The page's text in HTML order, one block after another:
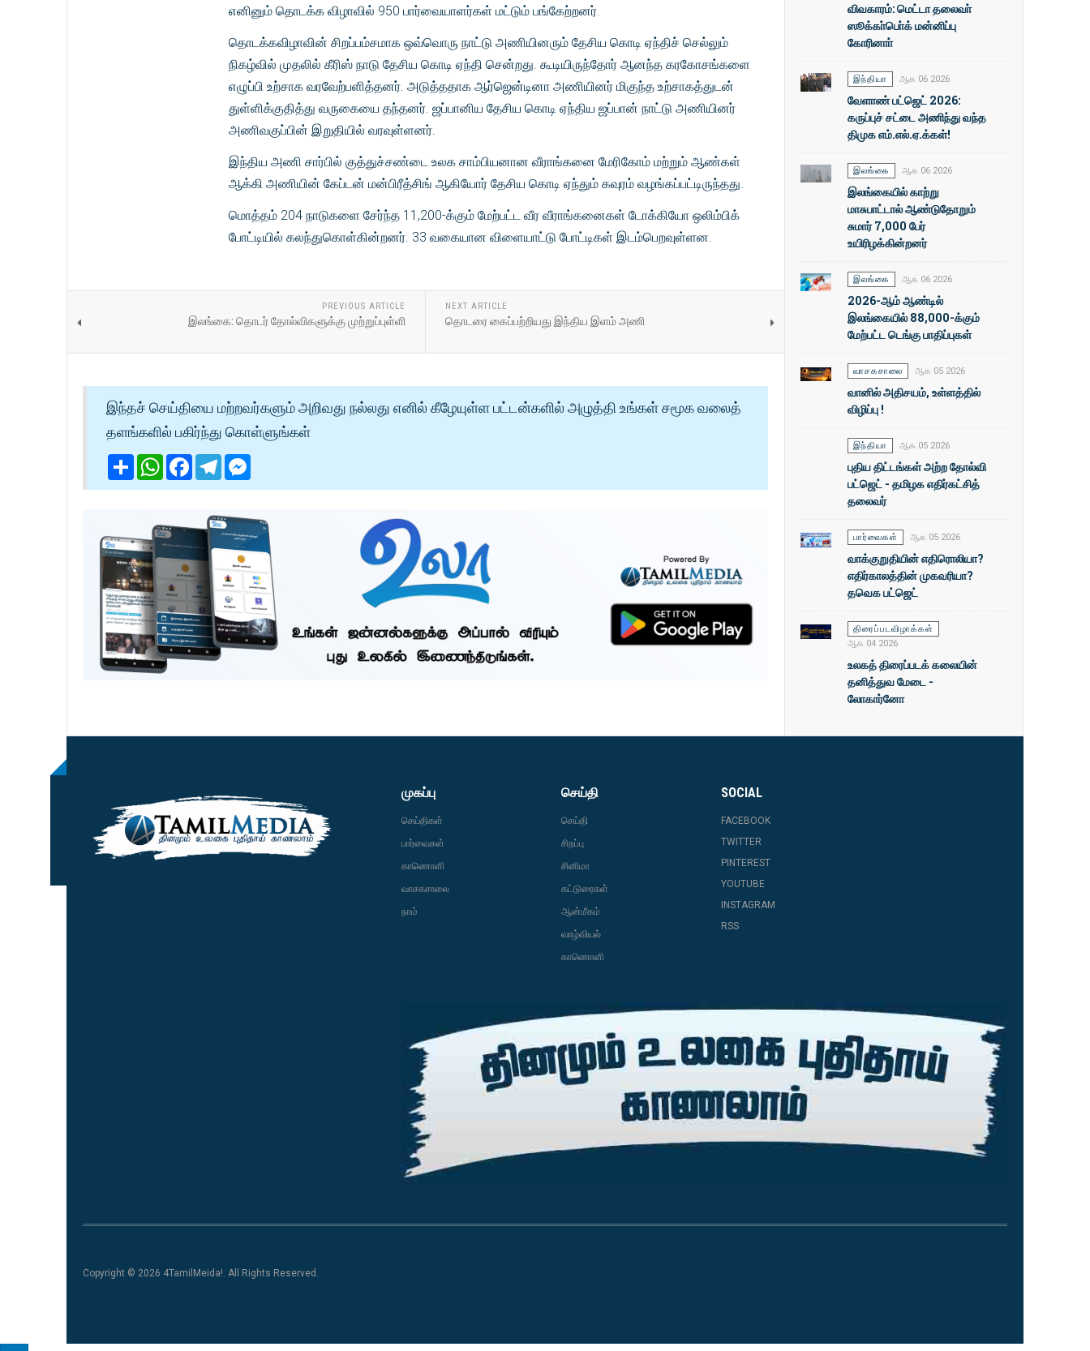
எனினும் தொடக்க விழாவில் 950 பார்வையாளர்கள் மட்டும் பங்கேற்றனர்.
தொடக்கவிழாவின் சிறப்பம்சமாக ஒவ்வொரு நாட்டு அணியினரும் தேசிய கொடி ஏந்திச் செல்லும்
நிகழ்வில் முதலில் கீரிஸ் நாடு தேசிய கொடி ஏந்தி சென்றது. கூடியிருந்தோர் ஆனந்த கரகோசங்களை
எழுப்பி உற்சாக வரவேற்பளித்தனர். அடுத்ததாக ஆர்ஜென்டினா அணியினர் மிகுந்த உற்சாகத்துடன்
துள்ளிக்குதித்து வருகையை தந்தனர். ஜப்பானிய தேசிய கொடி ஏந்திய ஜப்பான் நாட்டு அணியினர்
அணிவகுப்பின் இறுதியில் வரவுள்ளனர்.
இந்திய அணி சார்பில் குத்துச்சண்டை உலக சாம்பியனான வீராங்கனை மேரிகோம் மற்றும் ஆண்கள்
ஆக்கி அணியின் கேப்டன் மன்பிரீத்சிங் ஆகியோர் தேசிய கொடி ஏந்தும் கவுரம் வழங்கப்பட்டிருந்தது.
மொத்தம் 204 நாடுகளை சேர்ந்த 11,200-க்கும் மேற்பட்ட வீர வீராங்கனைகள் டோக்கியோ ஒலிம்பிக்
போட்டியில் கலந்துகொள்கின்றனர். 33 வகையான விளையாட்டு போட்டிகள் இடம்பெறவுள்ளன.
PREVIOUS ARTICLE
இலங்கை: தொடர் தோல்விகளுக்கு முற்றுப்புள்ளி
NEXT ARTICLE
தொடரை கைப்பற்றியது இந்திய இளம் அணி
இந்தச் செய்தியை மற்றவர்களும் அறிவது நல்லது எனில் கீழேயுள்ள பட்டன்களில் அழுத்தி உங்கள் சமூக வலைத்
தளங்களில் பகிர்ந்து கொள்ளுங்கள்
ShareWhatsApp
Facebook
Telegram
விவகாரம்: மெட்டா தலைவா்
ஸூக்கா்பொ்க் மன்னிப்பு
கோரினாா்
இந்தியா ஆக 06 2026
வேளாண் பட்ஜெட் 2026:
கருப்புச் சட்டை அணிந்து வந்த
திமுக எம்.எல்.ஏ.க்கள்!
இலங்கை ஆக 06 2026
இலங்கையில் காற்று
மாசுபாட்டால் ஆண்டுதோறும்
சுமார் 7,000 பேர்
உயிரிழக்கின்றனர்
இலங்கை ஆக 06 2026
2026-ஆம் ஆண்டில்
இலங்கையில் 88,000-க்கும்
மேற்பட்ட டெங்கு பாதிப்புகள்
வாசகசாலை ஆக 05 2026
வானில் அதிசயம், உள்ளத்தில்
விழிப்பு !
இந்தியா ஆக 05 2026
புதிய திட்டங்கள் அற்ற தோல்வி
பட்ஜெட் - தமிழக எதிர்கட்சித்
தலைவர்
பார்வைகள் ஆக 05 2026
வாக்குறுதியின் எதிரொலியா?
எதிர்காலத்தின் முகவரியா?
தவெக பட்ஜெட்
திரைப்படவிழாக்கள்
ஆக 04 2026
உலகத் திரைப்படக் கலையின்
தனித்துவ மேடை -
லோகார்னோ
முகப்பு
செய்திகள்
பார்வைகள்
காணொளி
வாசகசாலை
நாம்
செய்தி
செய்தி
சிறப்பு
சினிமா
கட்டுரைகள்
ஆன்மீகம்
வாழ்வியல்
காணொளி
SOCIAL
FACEBOOK
TWITTER
PINTEREST
YOUTUBE
INSTAGRAM
RSS
Copyright © 2026 4TamilMeida!. All Rights Reserved.